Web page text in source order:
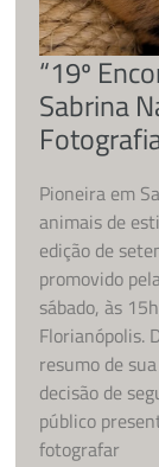
“19º
Sabrina
Pioneira em
animais de
edição de
promovido
sábado, às
Florianópolis.
resumo de
decisão de
público
fotografar